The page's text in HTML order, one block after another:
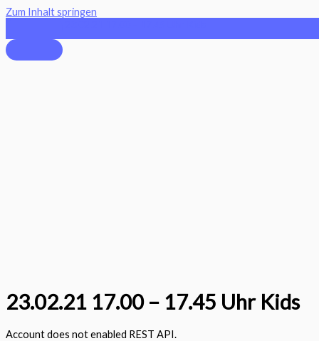
Zum Inhalt springen
23.02.21 17.00 – 17.45 Uhr Kids
Account does not enabled REST API.